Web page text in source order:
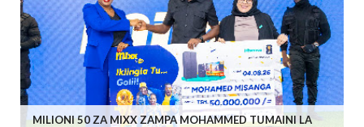
MILIONI 50 ZA MIXX ZAMPA MOHAMMED TUMAINI LA